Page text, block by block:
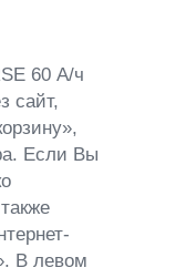
60 А/ч
сайт,
Если Вы
В левом